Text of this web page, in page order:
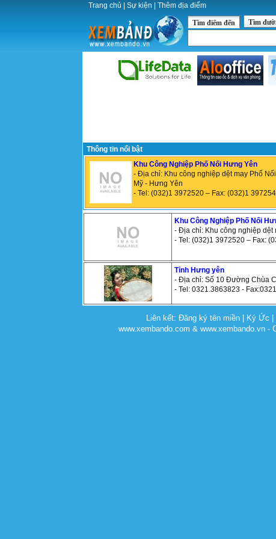
Trang chủ Sự kiện Thêm địa điểm
Tìm điểm đến Tìm
Thông tin nổi bật
Khu Công Nghiệp Phố Nối Hưng Yên
- Địa chỉ: Khu công nghiệp dệt may Phố
Mỹ - Hưng Yên
- Tel: (032)1 3972520 – Fax: (032)1
Khu Công Nghiệp Phố Nối
- Địa chỉ: Khu công nghiệp dệt
- Tel: (032)1 3972520 – Fax:
Tỉnh Hưng yên
- Địa chỉ: Số 10 Đường Chùa
- Tel: 0321.3863823 -
Liên kết: Đăng ký tên miền Ký Ức
www.xembando.com & www.xembando.vn